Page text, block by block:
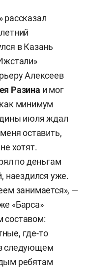
рассказал
в Казань
Алексеев
Разина и мог
минимум
июля ждал
оставить,
хотят.
по деньгам
наездился уже.
занимается», —
«Барса»
составом:
где-то
следующем
ребятам